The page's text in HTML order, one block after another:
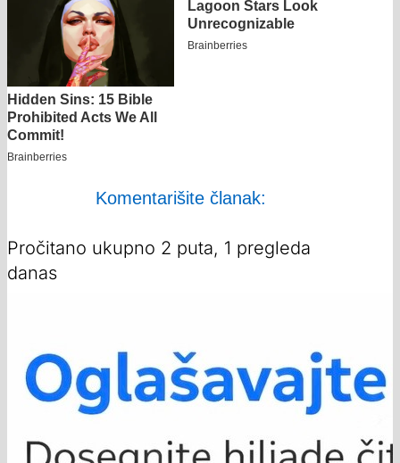
Komentarišite članak:
Pročitano ukupno 2 puta, 1 pregleda
danas